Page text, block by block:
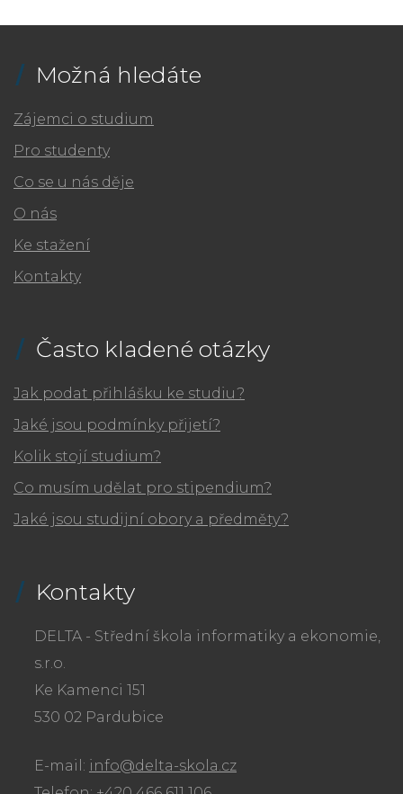
Možná hledáte
Zájemci o studium
Pro studenty
Co se u nás děje
O nás
Ke stažení
Kontakty
Často kladené otázky
Jak podat přihlášku ke studiu?
Jaké jsou podmínky přijetí?
Kolik stojí studium?
Co musím udělat pro stipendium?
Jaké jsou studijní obory a předměty?
Kontakty
DELTA - Střední škola informatiky a ekonomie,
s.r.o.
Ke Kamenci 151
530 02 Pardubice
E-mail: info@delta-skola.cz